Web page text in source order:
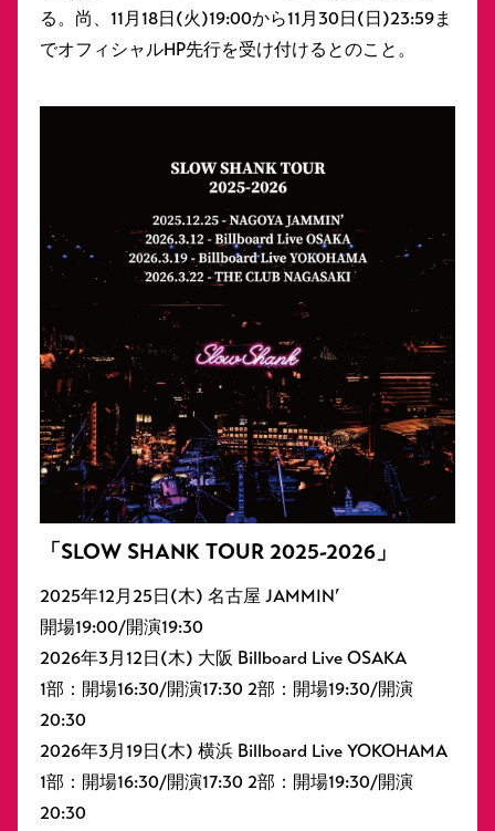
る。尚、11月18日(火)19:00から11月30日(日)23:59ま
でオフィシャルHP先行を受け付けるとのこと。
「SLOW SHANK TOUR 2025-2026」
2025年12月25日(木) 名古屋 JAMMIN’
開場19:00/開演19:30
2026年3月12日(木) 大阪 Billboard Live OSAKA
1部：開場16:30/開演17:30 2部：開場19:30/開演
20:30
2026年3月19日(木) 横浜 Billboard Live YOKOHAMA
1部：開場16:30/開演17:30 2部：開場19:30/開演
20:30